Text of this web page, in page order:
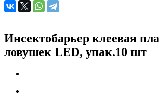
Инсектобарьер клеевая
ловушек LED, упак.10 шт